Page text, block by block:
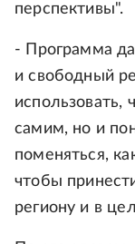
перспективы".
- Программа
и свободный
использовать,
самим, но и
поменяться,
чтобы
региону и в